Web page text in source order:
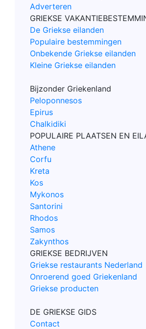
Adverteren
GRIEKSE
De Griekse eilanden
Populaire bestemmingen
Onbekende Griekse eilanden
Kleine Griekse eilanden
Bijzonder Griekenland
Peloponnesos
Epirus
Chalkidiki
POPULAIRE PLAATSEN EN
Athene
Corfu
Kreta
Kos
Mykonos
Santorini
Rhodos
Samos
Zakynthos
GRIEKSE BEDRIJVEN
Griekse restaurants Nederland
Onroerend goed Griekenland
Griekse producten
DE GRIEKSE GIDS
Contact